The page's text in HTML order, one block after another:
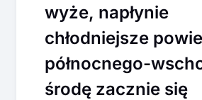
wyże, napłynie
chłodniejsze
północnego-
środę zacznie się